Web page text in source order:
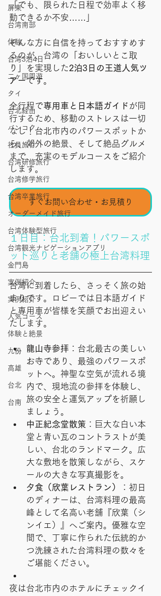
屏東
台湾南部
体験
台湾3泊4日
二ヶ国周遊
タイ
台北経由
バンコク
社員旅行
台湾研修旅行
台湾修学旅行
台湾卒業旅行
オーダーメイド旅行
台湾体験型旅行
台湾観光ナビゲーションアプリ
金門島
実例紹介
実例紹介
人気コース
体験と絶景
九份
高雄
台北
台南
「でも、限られた日程で効率よく移
動できるか不安……」
そんな方に自信を持っておすすめす
るのが、台湾の「おいしいとこ取
り」を実現した2泊3日の王道人気ツ
アーです。
全行程で専用車と日本語ガイド が同
行するため、移動のストレスは一切
なし！台北市内のパワースポットか
ら、郊外の絶景、そして絶品グルメ
まで、充実のモデルコースをご紹介
します。
すぐお問い合わせ・お見積り
１日目：台北到着！パワースポ
ット巡りと老舗の極上台湾料理
台湾に到着したら、さっそく旅の始
まりです。ロビーでは日本語ガイド
と専用車が皆様を笑顔でお出迎えい
たします。
龍山寺参拝 ：台北最古の美しい
お寺であり、最強のパワースポ
ットへ。神聖な空気が流れる境
内で、現地流の参拝を体験し、
旅の安全と運気アップを祈願し
ましょう。
中正紀念堂散策 ：巨大な白い本
堂と青い瓦のコントラストが美
しい、台北のランドマーク。広
大な敷地を散策しながら、スケ
ールの大きな写真撮影を。
夕食（欣葉レストラン）
：初日
のディナーは、台湾料理の最高
峰として名高い老舗『欣葉（シ
ンイエ）』へご案内。優雅な空
間で、丁寧に作られた伝統的か
つ洗練された台湾料理の数々を
ご堪能ください。
夜は台北市内のホテルにチェックイ